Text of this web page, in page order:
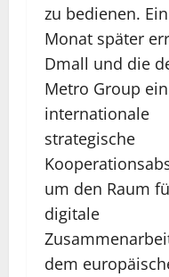
zu bedienen.
Monat später
Dmall und die
Metro Group
internationale
strategische
um den Raum
digitale
dem